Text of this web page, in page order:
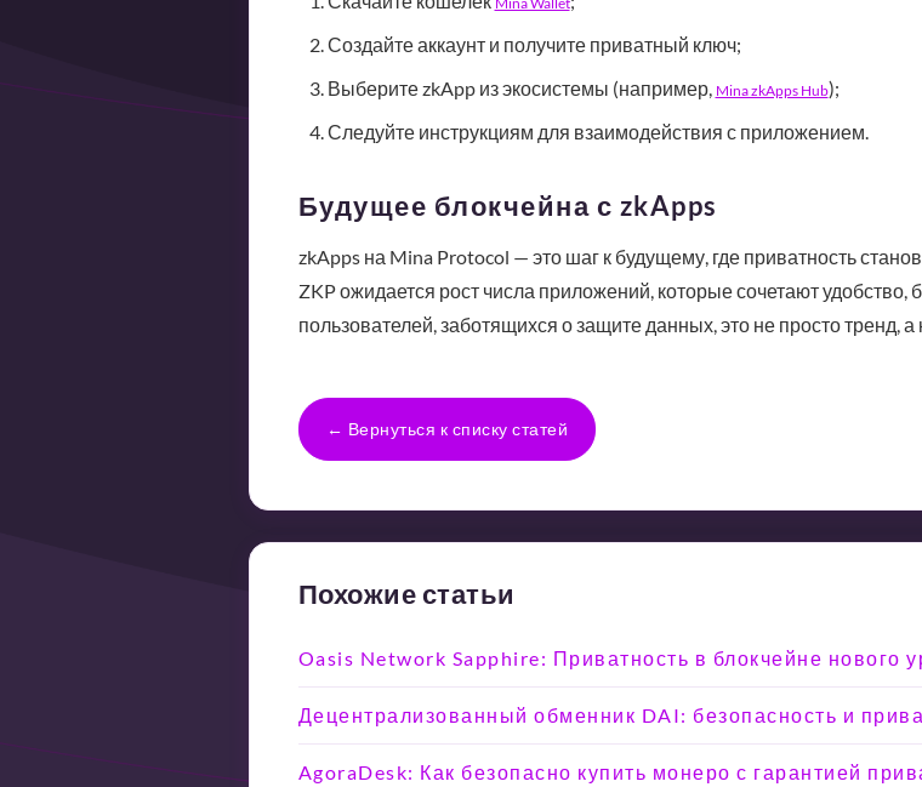
Создайте аккаунт и получите приватный ключ;
Выберите zkApp из экосистемы (например, Mina zkApps Hub);
Следуйте инструкциям для взаимодействия с приложением.
Будущее блокчейна с zkApps
zkApps на Mina Protocol — это шаг к будущему, где приватность
ZKP ожидается рост числа приложений, которые сочетают удобство,
пользователей, заботящихся о защите данных, это не просто тренд, а
← Вернуться к списку статей
Похожие статьи
Oasis Network Sapphire: Приватность в блокчейне нового
Децентрализованный обменник DAI: безопасность и
AgoraDesk: Как безопасно купить монеро с гарантией